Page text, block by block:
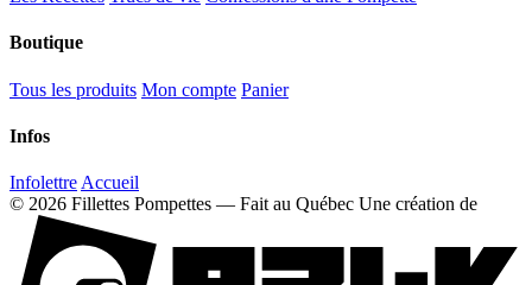
Boutique
Tous les produits Mon compte Panier
Infos
Infolettre Accueil
© 2026 Fillettes Pompettes — Fait au Québec Une création de